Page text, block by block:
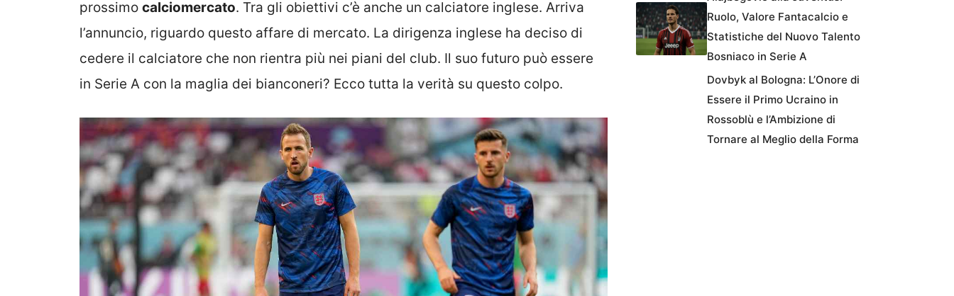
prossimo calciomercato. Tra gli obiettivi c’è anche un calciatore inglese. Arriva
l’annuncio, riguardo questo affare di mercato. La dirigenza inglese ha deciso di
cedere il calciatore che non rientra più nei piani del club. Il suo futuro può essere
in Serie A con la maglia dei bianconeri? Ecco tutta la verità su questo colpo.
Ruolo, Valore Fantacalcio e
Statistiche del Nuovo Talento
Bosniaco in Serie A
Dovbyk al Bologna: L’Onore di
Essere il Primo Ucraino in
Rossoblù e l’Ambizione di
Tornare al Meglio della Forma